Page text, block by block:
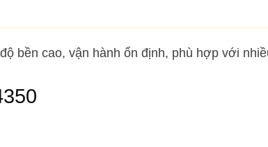
bền cao, vận hành ổn định, phù hợp với